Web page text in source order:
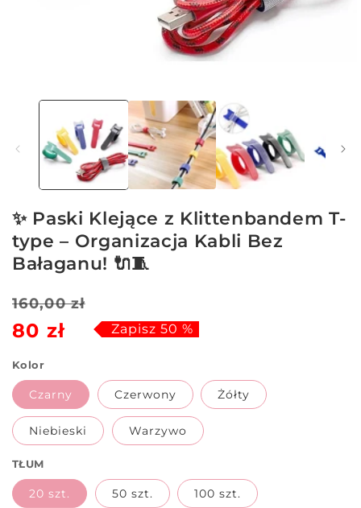
multimedia
modalnym
✨ Paski Klejące z Klittenbandem T-
type – Organizacja Kabli Bez
Bałaganu! 🔌🧵
80 zł
Cena
regularna
160,00 zł
Cena
sprzedażyZapisz 50 %
Kolor
Czarny Czerwony Żółty
Niebieski Warzywo
TŁUM
20 szt. 50 szt. 100 szt.